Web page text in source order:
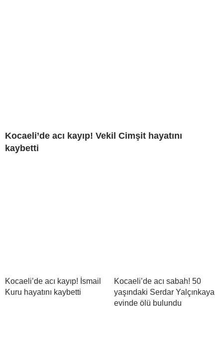
Kocaeli’de acı kayıp! Vekil Cimşit hayatını
kaybetti
Kocaeli’de acı kayıp! İsmail
Kuru hayatını kaybetti
Kocaeli’de acı sabah! 50
yaşındaki Serdar Yalçınkaya
evinde ölü bulundu